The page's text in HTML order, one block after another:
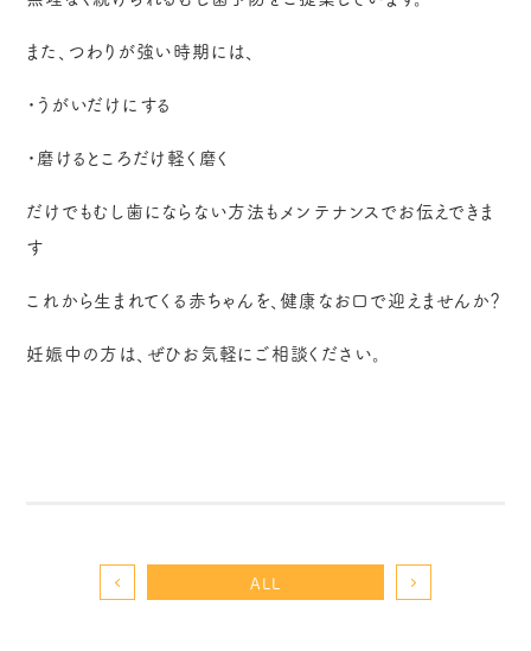
また、つわりが強い時期には、
・うがいだけにする
・磨けるところだけ軽く磨く
だけでもむし歯にならない方法もメンテナンスでお伝えできま
す
これから生まれてくる赤ちゃんを、健康なお口で迎えませんか？
妊娠中の方は、ぜひお気軽にご相談ください。
ALL